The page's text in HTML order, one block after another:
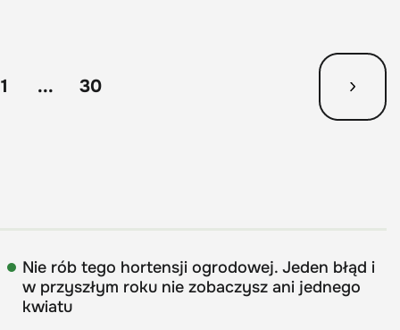
... 30
Nie rób tego hortensji ogrodowej. Jeden błąd i
w przyszłym roku nie zobaczysz ani jednego
kwiatu